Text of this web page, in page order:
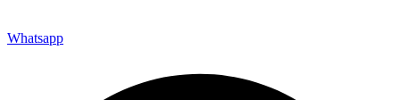
Whatsapp